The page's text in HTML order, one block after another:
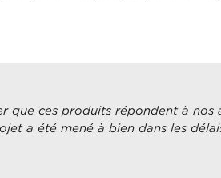
que ces produits répondent à nos
a été mené à bien dans les